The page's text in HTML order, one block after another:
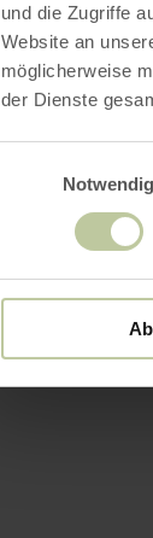
und die Zugriffe
Website an
möglicherweise
der Dienste
Notwendig